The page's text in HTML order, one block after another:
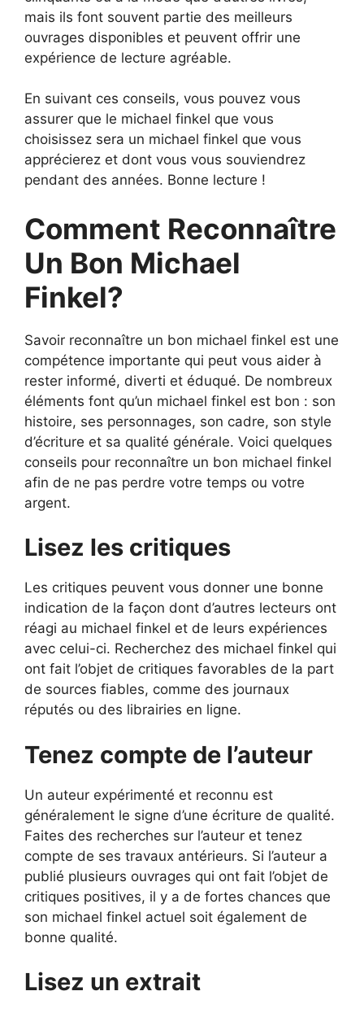
mais ils font souvent partie des meilleurs
ouvrages disponibles et peuvent offrir une
expérience de lecture agréable.
En suivant ces conseils, vous pouvez vous
assurer que le michael finkel que vous
choisissez sera un michael finkel que vous
apprécierez et dont vous vous souviendrez
pendant des années. Bonne lecture !
Comment Reconnaître
Un Bon Michael
Finkel?
Savoir reconnaître un bon michael finkel est une
compétence importante qui peut vous aider à
rester informé, diverti et éduqué. De nombreux
éléments font qu’un michael finkel est bon : son
histoire, ses personnages, son cadre, son style
d’écriture et sa qualité générale. Voici quelques
conseils pour reconnaître un bon michael finkel
afin de ne pas perdre votre temps ou votre
argent.
Lisez les critiques
Les critiques peuvent vous donner une bonne
indication de la façon dont d’autres lecteurs ont
réagi au michael finkel et de leurs expériences
avec celui-ci. Recherchez des michael finkel qui
ont fait l’objet de critiques favorables de la part
de sources fiables, comme des journaux
réputés ou des librairies en ligne.
Tenez compte de l’auteur
Un auteur expérimenté et reconnu est
généralement le signe d’une écriture de qualité.
Faites des recherches sur l’auteur et tenez
compte de ses travaux antérieurs. Si l’auteur a
publié plusieurs ouvrages qui ont fait l’objet de
critiques positives, il y a de fortes chances que
son michael finkel actuel soit également de
bonne qualité.
Lisez un extrait